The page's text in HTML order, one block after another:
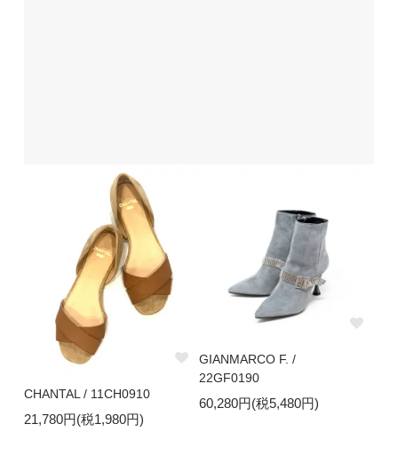
CHANTAL / 11CH0910
21,780円(税1,980円)
GIANMARCO F. /
22GF0190
60,280円(税5,480円)